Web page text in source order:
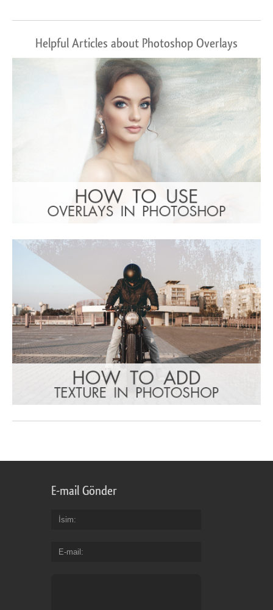
Helpful Articles about Photoshop Overlays
E-mail Gönder
İsim
E-mail